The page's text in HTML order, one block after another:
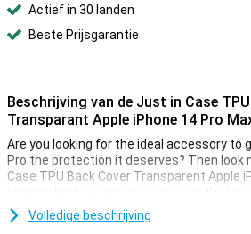
Actief in 30 landen
Beste Prijsgarantie
Beschrijving van de Just in Case
Transparant Apple iPhone 14 Pro
Are you looking for the ideal accessory to
Pro the protection it deserves? Then look
Case TPU Back Cover Transparent Apple
nice protective case that ensures that
as possible.
Volledige beschrijving